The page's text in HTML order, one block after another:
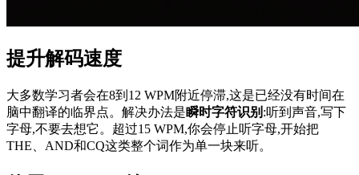
提升解码速度
大多数学习者会在8到12 WPM附近停滞,这是已经没有时间在
脑中翻译的临界点。解决办法是瞬时字符识别 :听到声音,写下
字母,不要去想它。超过15 WPM,你会停止听字母,开始把
THE、AND和CQ这类整个词作为单一块来听。